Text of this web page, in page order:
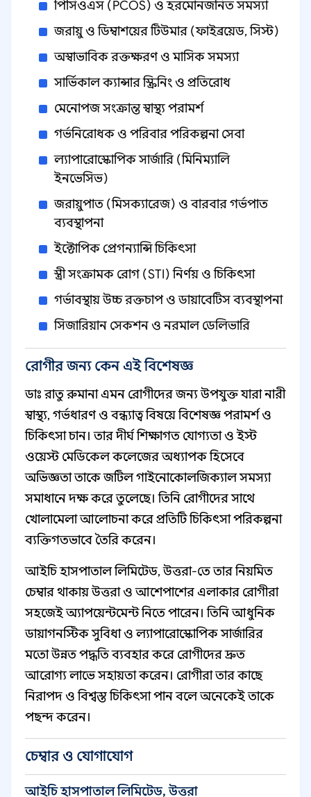
পিসিওএস (PCOS) ও হরমোনজনিত সমস্যা
জরায়ু ও ডিম্বাশয়ের টিউমার (ফাইব্রয়েড, সিস্ট)
অস্বাভাবিক রক্তক্ষরণ ও মাসিক সমস্যা
সার্ভিকাল ক্যান্সার স্ক্রিনিং ও প্রতিরোধ
মেনোপজ সংক্রান্ত স্বাস্থ্য পরামর্শ
গর্ভনিরোধক ও পরিবার পরিকল্পনা সেবা
ল্যাপারোস্কোপিক সার্জারি (মিনিম্যালি
ইনভেসিভ)
জরায়ুপাত (মিসক্যারেজ) ও বারবার গর্ভপাত
ব্যবস্থাপনা
ইক্টোপিক প্রেগন্যান্সি চিকিৎসা
স্ত্রী সংক্রামক রোগ (STI) নির্ণয় ও চিকিৎসা
গর্ভাবস্থায় উচ্চ রক্তচাপ ও ডায়াবেটিস ব্যবস্থাপনা
সিজারিয়ান সেকশন ও নরমাল ডেলিভারি
রোগীর জন্য কেন এই বিশেষজ্ঞ
ডাঃ রাতু রুমানা এমন রোগীদের জন্য উপযুক্ত যারা নারী
স্বাস্থ্য, গর্ভধারণ ও বন্ধ্যাত্ব বিষয়ে বিশেষজ্ঞ পরামর্শ ও
চিকিৎসা চান। তার দীর্ঘ শিক্ষাগত যোগ্যতা ও ইস্ট
ওয়েস্ট মেডিকেল কলেজের অধ্যাপক হিসেবে
অভিজ্ঞতা তাকে জটিল গাইনোকোলজিক্যাল সমস্যা
সমাধানে দক্ষ করে তুলেছে। তিনি রোগীদের সাথে
খোলামেলা আলোচনা করে প্রতিটি চিকিৎসা পরিকল্পনা
ব্যক্তিগতভাবে তৈরি করেন।
আইচি হাসপাতাল লিমিটেড, উত্তরা-তে তার নিয়মিত
চেম্বার থাকায় উত্তরা ও আশেপাশের এলাকার রোগীরা
সহজেই অ্যাপয়েন্টমেন্ট নিতে পারেন। তিনি আধুনিক
ডায়াগনস্টিক সুবিধা ও ল্যাপারোস্কোপিক সার্জারির
মতো উন্নত পদ্ধতি ব্যবহার করে রোগীদের দ্রুত
আরোগ্য লাভে সহায়তা করেন। রোগীরা তার কাছে
নিরাপদ ও বিশ্বস্ত চিকিৎসা পান বলে অনেকেই তাকে
পছন্দ করেন।
চেম্বার ও যোগাযোগ
আইচি হাসপাতাল লিমিটেড, উত্তরা